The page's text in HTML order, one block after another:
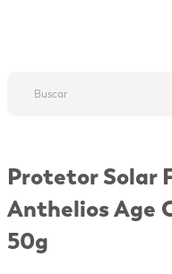
Protetor Solar
Anthelios Age
50g
1º
fralda
2º